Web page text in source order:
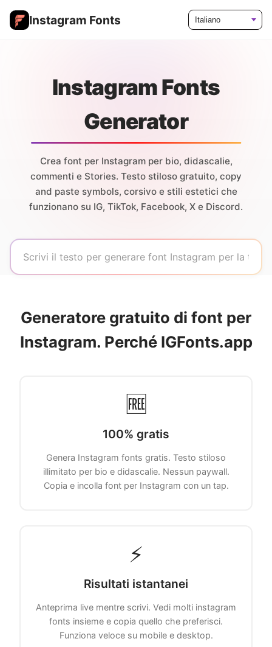
Instagram Fonts Language
Instagram Fonts
Generator
Crea font per Instagram per bio, didascalie,
commenti e Stories. Testo stiloso gratuito, copy
and paste symbols, corsivo e stili estetici che
funzionano su IG, TikTok, Facebook, X e Discord.
Generatore gratuito di font per
Instagram. Perché IGFonts.app
🆓
100% gratis
Genera Instagram fonts gratis. Testo stiloso
illimitato per bio e didascalie. Nessun paywall.
Copia e incolla font per Instagram con un tap.
⚡
Risultati istantanei
Anteprima live mentre scrivi. Vedi molti instagram
fonts insieme e copia quello che preferisci.
Funziona veloce su mobile e desktop.